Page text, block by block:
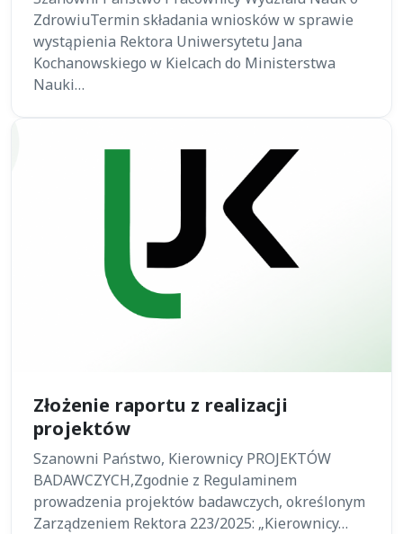
ZdrowiuTermin składania wniosków w sprawie
wystąpienia Rektora Uniwersytetu Jana
Kochanowskiego w Kielcach do Ministerstwa
Nauki…
Złożenie raportu z realizacji
projektów
Szanowni Państwo, Kierownicy PROJEKTÓW
BADAWCZYCH,Zgodnie z Regulaminem
prowadzenia projektów badawczych, określonym
Zarządzeniem Rektora 223/2025: „Kierownicy…